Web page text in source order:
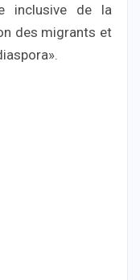
inclusive de la
des migrants et